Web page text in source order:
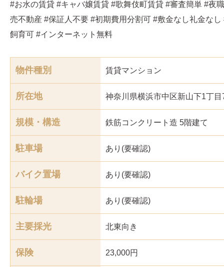
#お水の賃貸 #キャバ嬢賃貸 #歌舞伎町賃貸 #審査簡単 #夜
売不動産 #保証人不要 #初期費用分割可 #敷金なし礼金な
飼育可 #インターネット無料
物件種別 賃貸マンション
所在地 神奈川県横浜市中区新山下1丁目
規模・構造 鉄筋コンクリート造 5階建て
駐車場 あり(要確認)
バイク置場 あり(要確認)
駐輪場 あり(要確認)
主要採光 北東向き
保険 23,000円